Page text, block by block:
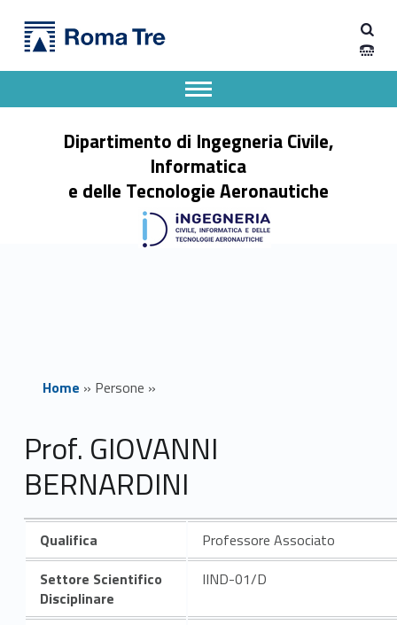
Prof. GIOVANNI BERNARDINI ricerca - Dipartimento di Ingegneria Civile, Informatica e delle Tecnologie Aeronautiche
Dipartimento di Ingegneria Civile,
Informatica
e delle Tecnologie Aeronautiche
Apri il menu secondario
Header info sidebar
Home » Persone »
Prof. GIOVANNI
BERNARDINI
Qualifica
Professore Associato
Settore Scientifico
Disciplinare
IIND-01/D